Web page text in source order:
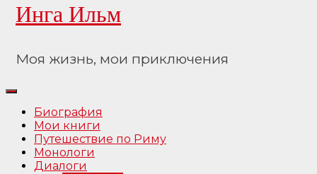
Инга Ильм
Моя жизнь, мои приключения
Биография
Мои книги
Путешествие по Риму
Монологи
Диалоги